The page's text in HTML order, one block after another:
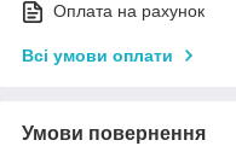
Оплата на рахунок
Всі умови оплати
Умови повернення